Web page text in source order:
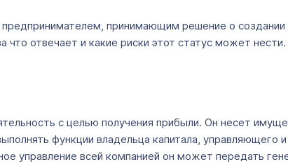
принимающим решение о создании
что отвечает и какие риски этот статус может нести.
с целью получения прибыли. Он несет
функции владельца капитала, управляющего
управление всей компанией он может передать